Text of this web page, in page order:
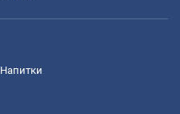
Напитки